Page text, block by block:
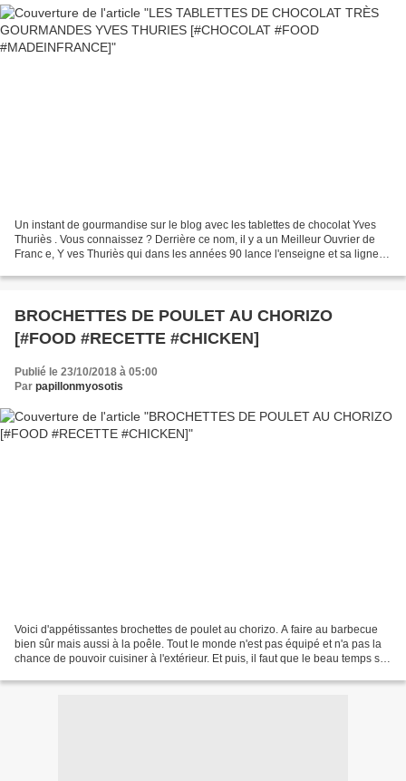
Un instant de gourmandise sur le blog avec les tablettes de chocolat Yves
Thuriès . Vous connaissez ? Derrière ce nom, il y a un Meilleur Ouvrier de
Franc e, Y ves Thuriès qui dans les années 90 lance l'enseigne et sa ligne
BROCHETTES DE POULET AU CHORIZO
[#FOOD #RECETTE #CHICKEN]
Publié le 23/10/2018 à 05:00
Par papillonmyosotis
Voici d'appétissantes brochettes de poulet au chorizo. A faire au barbecue
bien sûr mais aussi à la poêle. Tout le monde n'est pas équipé et n'a pas la
chance de pouvoir cuisiner à l'extérieur. Et puis, il faut que le beau temps soit